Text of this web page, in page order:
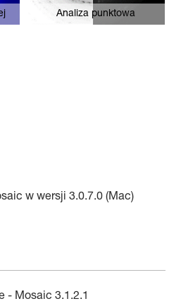
Analiza punktowa
w wersji 3.0.7.0 (Mac)
- Mosaic 3.1.2.1